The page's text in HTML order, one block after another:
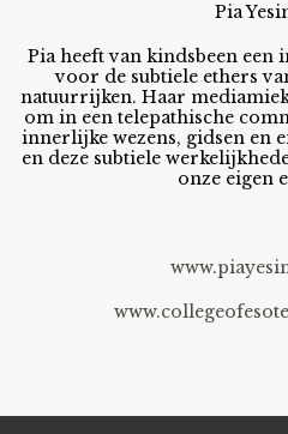
Pia
Pia heeft van kindsbeen
voor de subtiele ethers
natuurrijken. Haar
om in een telepathische
innerlijke wezens, gidsen en
en deze subtiele
onze eigen